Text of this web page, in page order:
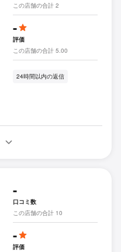
この店舗の合計 2
-
評価
この店舗の合計 5.00
24時間以内の返信
-
口コミ数
この店舗の合計 10
-
評価